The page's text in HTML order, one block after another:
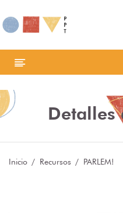
Detalles
Inicio Recursos PARLEM!